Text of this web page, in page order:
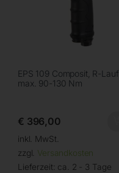
EPS 109 Composit, R-Lauf
max. 90-130 Nm
€ 396,00
inkl. MwSt.
zzgl. Versandkosten
Lieferzeit: ca. 2 - 3 Tage